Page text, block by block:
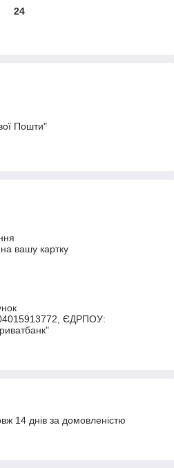
24
Пошти"
вашу картку
ЄДРПОУ:
14 днів за домовленістю